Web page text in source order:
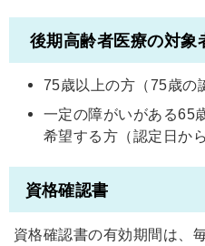
後期高齢者医療の対象
75歳以上の方（75歳の
一定の障がいがある65
希望する方（認定日か
資格確認書
資格確認書の有効期間は、